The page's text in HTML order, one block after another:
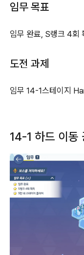
임무 목표
임무 완료, S랭크 4회
도전 과제
임무 14-1스테이지
14-1 하드 이동